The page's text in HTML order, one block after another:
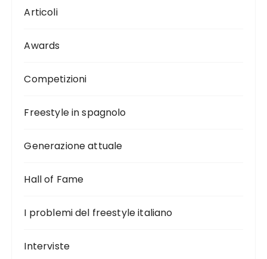
Articoli
Awards
Competizioni
Freestyle in spagnolo
Generazione attuale
Hall of Fame
I problemi del freestyle italiano
Interviste